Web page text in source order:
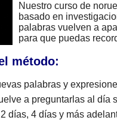
Nuestro curso de
basado en
palabras vuelven a
para que puedas
método:
palabras y
a preguntarlas al día
días, 4 días y más